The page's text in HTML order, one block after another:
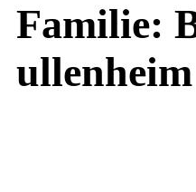
Familie: